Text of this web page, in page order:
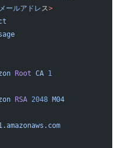
ールアドレ ス>
Root CA 1
RSA 2048 M04